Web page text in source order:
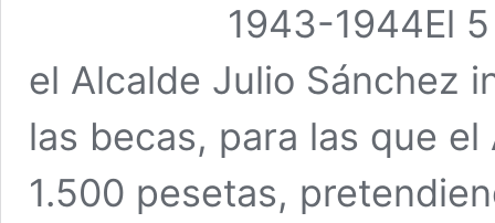
1943-1944El
el Alcalde Julio Sánchez
las becas, para las que
1.500 pesetas,